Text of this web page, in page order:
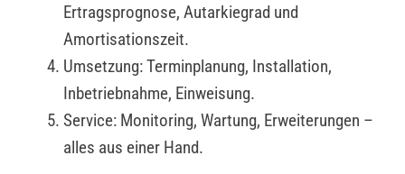
Ertragsprognose, Autarkiegrad und
Amortisationszeit.
Umsetzung: Terminplanung, Installation,
Inbetriebnahme, Einweisung.
Service: Monitoring, Wartung, Erweiterungen –
alles aus einer Hand.